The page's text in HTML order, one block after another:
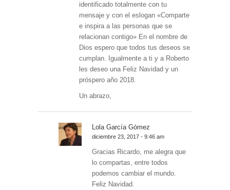
identificado totalmente con tu
mensaje y con el eslogan «Comparte
e inspira a las personas que se
relacionan contigo» En el nombre de
Dios espero que todos tus deseos se
cumplan. Igualmente a ti y a Roberto
les deseo una Feliz Navidad y un
próspero año 2018.
Un abrazo,
Lola García Gómez
diciembre 23, 2017 - 9:46 am
Gracias Ricardo, me alegra que
lo compartas, entre todos
podemos cambiar el mundo.
Feliz Navidad.